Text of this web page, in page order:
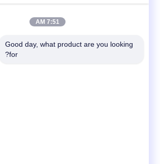
Page 10 of 10
7:51 AM
Good day, what product are you looking
for?